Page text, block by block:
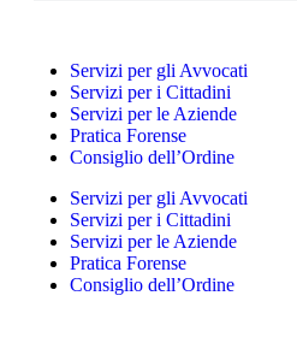
Servizi per gli Avvocati
Servizi per i Cittadini
Servizi per le Aziende
Pratica Forense
Consiglio dell’Ordine
Servizi per gli Avvocati
Servizi per i Cittadini
Servizi per le Aziende
Pratica Forense
Consiglio dell’Ordine